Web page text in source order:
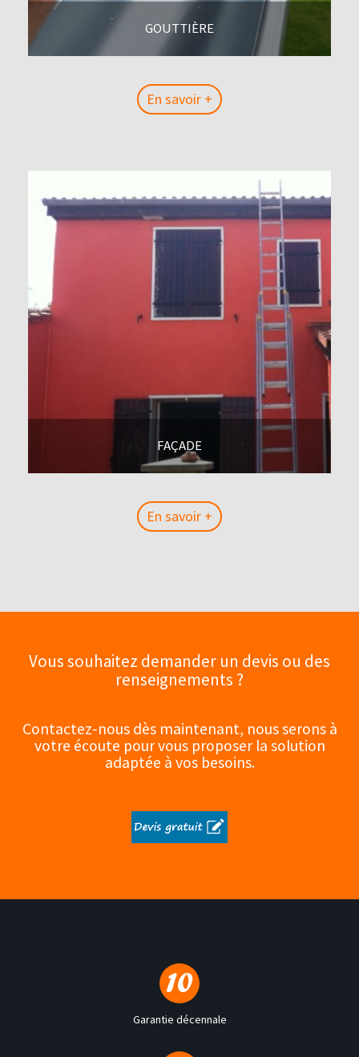
GOUTTIÈRE
En savoir +
FAÇADE
En savoir +
Vous souhaitez demander un devis ou des
renseignements ?
Contactez-nous dès maintenant, nous serons à
votre écoute pour vous proposer la solution
adaptée à vos besoins.
Garantie décennale